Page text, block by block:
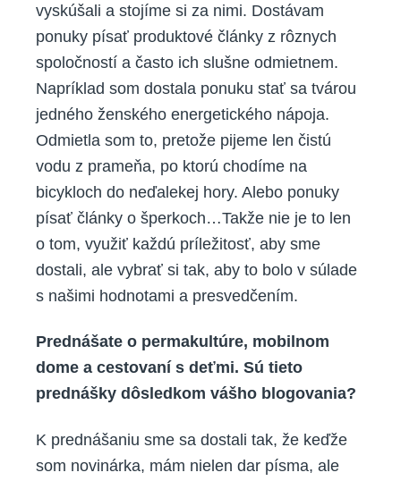
vyskúšali a stojíme si za nimi. Dostávam
ponuky písať produktové články z rôznych
spoločností a často ich slušne odmietnem.
Napríklad som dostala ponuku stať sa tvárou
jedného ženského energetického nápoja.
Odmietla som to, pretože pijeme len čistú
vodu z prameňa, po ktorú chodíme na
bicykloch do neďalekej hory. Alebo ponuky
písať články o šperkoch…Takže nie je to len
o tom, využiť každú príležitosť, aby sme
dostali, ale vybrať si tak, aby to bolo v súlade
s našimi hodnotami a presvedčením.
Prednášate o permakultúre, mobilnom
dome a cestovaní s deťmi. Sú tieto
prednášky dôsledkom vášho blogovania?
K prednášaniu sme sa dostali tak, že keďže
som novinárka, mám nielen dar písma, ale